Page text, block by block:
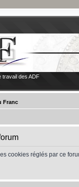
travail des ADF
Franc
cookies réglés par ce